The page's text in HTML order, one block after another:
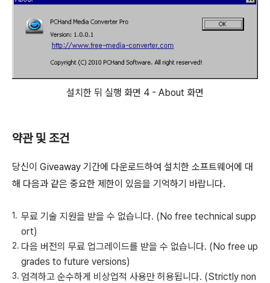
설치한 뒤 실행 화면 4 - About 화면
약관 및 조건
당신이 Giveaway 기간에 다운로드하여 설치한 소프트웨어에 대
해 다음과 같은 중요한 제한이 있음을 기억하기 바랍니다.
무료 기술 지원을 받을 수 없습니다. (No free technical supp
ort)
다음 버전의 무료 업그레이드를 받을 수 없습니다. (No free up
grades to future versions)
엄격하고 순수하게 비상업적 사용만 허용됩니다. (Strictly non